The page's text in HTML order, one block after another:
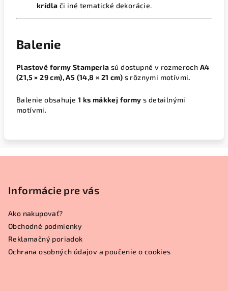
krídla či iné tematické dekorácie.
Balenie
Plastové formy Stamperia sú dostupné v rozmeroch A4
(21,5 × 29 cm), A5 (14,8 × 21 cm) s rôznymi motívmi.
Balenie obsahuje 1 ks mäkkej formy s detailnými
motívmi.
Informácie pre vás
Ako nakupovať?
Obchodné podmienky
Reklamačný poriadok
Ochrana osobných údajov a poučenie o cookies